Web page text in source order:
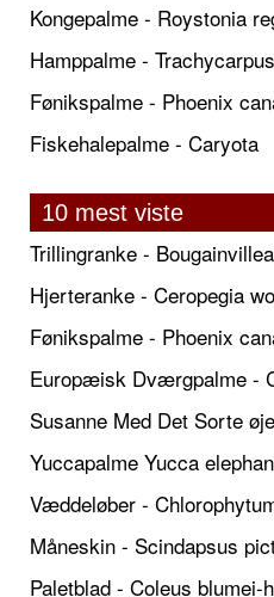
Kongepalme - Roystonia
Hamppalme -
Fønikspalme - Phoenix
Fiskehalepalme - Caryota
10 mest viste
Trillingranke - Bougainvillea
Hjerteranke - Ceropegia
Fønikspalme - Phoenix
Europæisk Dværgpalme -
Susanne Med Det Sorte
Yuccapalme Yucca
Væddeløber -
Måneskin - Scindapsus
Paletblad - Coleus blumei-